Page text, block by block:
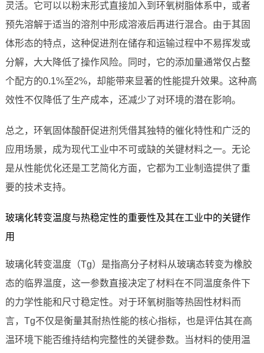
灵活。它可以以粉末形式直接加入到环氧树脂体系中，或者
预先溶解于适当的溶剂中形成溶液后再进行混合。由于其固
体形态的特点，这种促进剂在储存和运输过程中不易挥发或
分解，大大降低了操作风险。同时，它的添加量通常仅占整
个配方的0.1%至2%，却能带来显著的性能提升效果。这种高
效性不仅降低了生产成本，还减少了对环境的潜在影响。
总之，环氧固体酸酐促进剂凭借其独特的催化特性和广泛的
应用场景，成为现代工业中不可或缺的关键材料之一。无论
是从性能优化还是工艺简化方面，它都为工业制造提供了重
要的技术支持。
玻璃化转变温度与热稳定性的重要性及其在工业中的关键作
用
玻璃化转变温度（Tg）是指高分子材料从玻璃态转变为橡胶
态的临界温度，这一参数直接决定了材料在不同温度条件下
的力学性能和尺寸稳定性。对于环氧树脂等热固性材料而
言，Tg不仅是衡量其耐热性能的核心指标，也是评估其在高
温环境下能否维持结构完整性的关键参数。当材料的使用温